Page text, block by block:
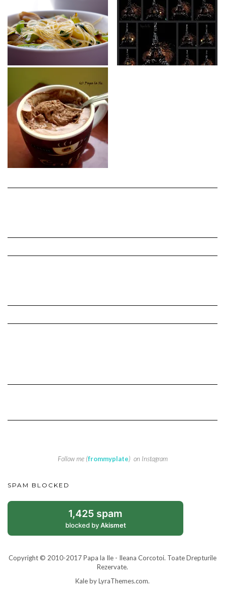
Follow me (frommyplate) on Instagram
SPAM BLOCKED
1,425 spam
blocked byAkismet
Copyright © 2010-2017 Papa la Ile - Ileana Corcotoi. Toate Drepturile
Rezervate.
Kaleby LyraThemes.com.